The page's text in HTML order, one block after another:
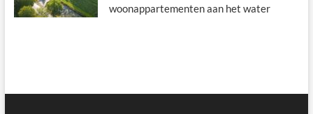
woonappartementen aan het water